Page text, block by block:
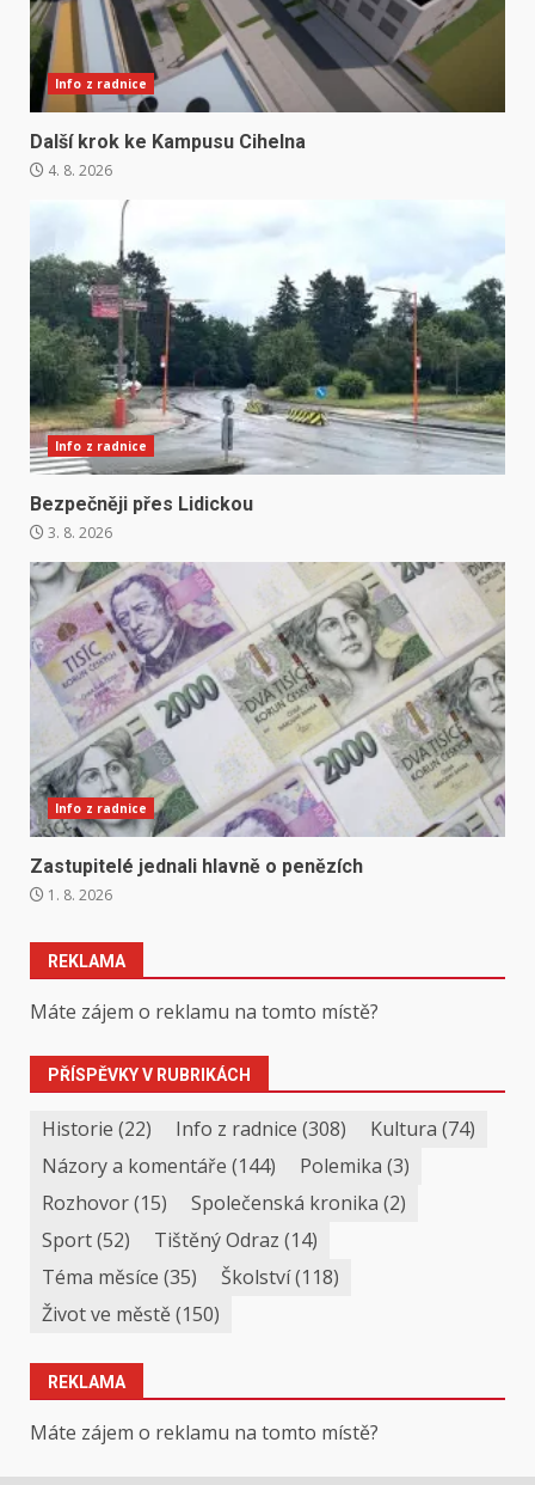
Info z radnice
Další krok ke Kampusu Cihelna
4. 8. 2026
Info z radnice
Bezpečněji přes Lidickou
3. 8. 2026
Info z radnice
Zastupitelé jednali hlavně o penězích
1. 8. 2026
REKLAMA
Máte zájem o reklamu na tomto místě?
PŘÍSPĚVKY V RUBRIKÁCH
Historie (22) Info z radnice (308) Kultura (74)
Názory a komentáře (144) Polemika (3)
Rozhovor(15) Společenská kronika (2)
Sport(52) Tištěný Odraz (14)
Téma měsíce (35) Školství(118)
Život ve městě(150)
REKLAMA
Máte zájem o reklamu na tomto místě?